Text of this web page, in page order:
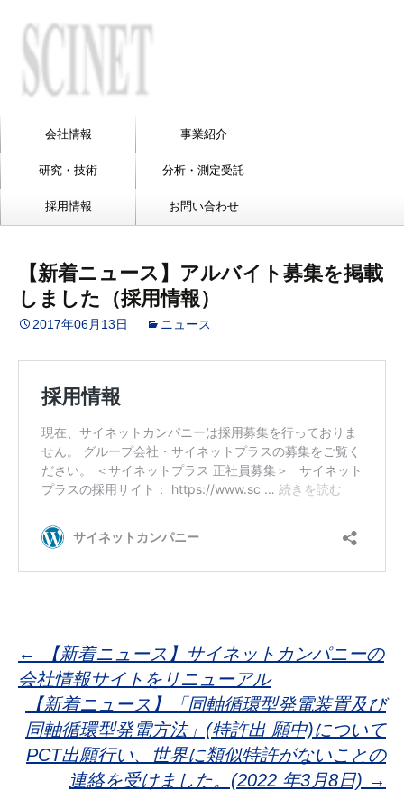
会社情報 事業紹介
研究・技術 分析・測定受託
採用情報 お問い合わせ
【新着ニュース】アルバイト募集を掲載
しました（採用情報）
2017年06月13日 ニュース
投
稿
ナ
←
【新着ニュース】サイネットカンパニーの
会社情報サイトをリニューアル
【新着ニュース】「同軸循環型発電装置及び
同軸循環型発電方法」(特許出 願中)について
PCT出願行い、世界に類似特許がないことの
連絡を受けました。(2022 年3月8日) →